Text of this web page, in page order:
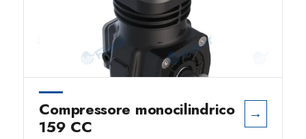
Compressore monocilindrico
159 CC
→